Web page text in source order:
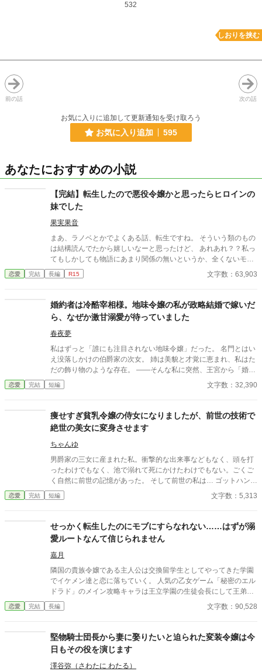
532
しおりを挟む
前の話 次の話
お気に入りに追加して更新通知を受け取ろう
お気に入り追加 595
あなたにおすすめの小説
【完結】転生したので悪役令嬢かと思ったらヒロインの
妹でした
果実果音
まあ、ラノベとかでよくある話、転生ですね。 そういう類のもの
は結構読んでたから嬉しいなーと思ったけど、 あれあれ？？私っ
てもしかしても物語にあまり関係の無いというか、全くないモブ
では？？だって、一度もこんな子出てこなかったもの。 じゃあ、
気楽にいきますか。 ＊『小説家になろう』様でも公開を始めまし
また、こちらでも、『小説家になろう』様の方で完結しましたら
修正していこうと考えています。
恋愛 完結 長編 R15 文字数：63,903
婚約者は冷酷宰相様。地味令嬢の私が政略結婚で嫁いだ
ら、なぜか激甘溺愛が待っていました
春夜夢
私はずっと「誰にも注目されない地味令嬢」だった。 名門とはい
え没落しかけの伯爵家の次女。 姉は美貌と才覚に恵まれ、私はた
だの飾り物のような存在。 ――そんな私に突然、王宮から「婚約
命令」が下った。 相手は、王の右腕にして恐れられる冷酷宰相・
ルシアス＝ディエンツ公爵。 40を目前にしながら独身を貫き、感
は国を揺るがす「ある計画」の始まりだった。
恋愛 完結 短編 文字数：32,390
痩せすぎ貧乳令嬢の侍女になりましたが、前世の技術で
絶世の美女に変身させます
ちゃんゆ
男爵家の三女に産まれた私。衝撃的な出来事などもなく、頭を打
ったわけでもなく、池で溺れて死にかけたわけでもない。ごくご
く自然に前世の記憶があった。 そして前世の私は… ゴットハンド
と呼ばれるほどのエステティシャンだった。 とあるお屋敷へ呼ば
れて行くと、そこには細い細い風に飛ばされそうなお嬢様がい
で世界を変えますよ？ ＊＊＊＊＊＊＊＊＊＊＊＊＊＊＊＊＊＊＊
＊＊＊ 転生侍女シリーズ第三弾。 『おデブな悪役令嬢の侍女に転
生しましたが、前世の技術で絶世の美女に変身させます』 『醜い
と蔑まれている令嬢の侍女になりましたが、前世の技術で絶世の
美女に変身させます』 の続編です。 続編ですが、これだけでも楽
しんでいただけます。 前作も読んでいただけるともっと嬉しいで
す！
恋愛 完結 短編 文字数：5,313
せっかく転生したのにモブにすらなれない……はずが溺
愛ルートなんて信じられません
嘉月
隣国の貴族令嬢である主人公は交換留学生としてやってきた学園
でイケメン達と恋に落ちていく。 人気の乙女ゲーム「秘密のエル
ドラド」のメイン攻略キャラは王立学園の生徒会長にして王弟、
氷の殿下こと、クライブ・フォン・ガウンデール。 転生したのは
そのゲームの世界なのに……私はモブですらないらしい。 せめて
で地に足つけてしっかり生きていくつもりです。 少しだけ改題し
ました。ご迷惑をお掛けしますがよろしくお願いします。
恋愛 完結 長編 文字数：90,528
堅物騎士団長から妻に娶りたいと迫られた変装令嬢は今
日もその役を演じます
澤谷弥（さわたに わたる）